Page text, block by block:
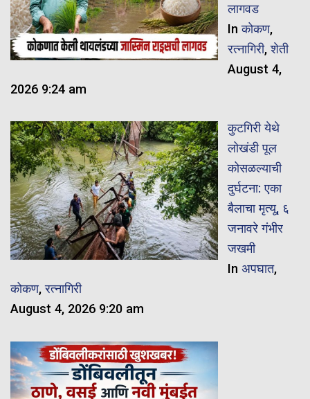
लागवड
Inकोकण,
रत्नागिरी,शेती
August 4,
2026 9:24 am
कुटगिरी येथे
लोखंडी पूल
कोसळल्याची
दुर्घटना: एका
बैलाचा मृत्यू, ६
जनावरे गंभीर
जखमी
In अपघात,
कोकण,रत्नागिरी
August 4, 2026 9:20 am